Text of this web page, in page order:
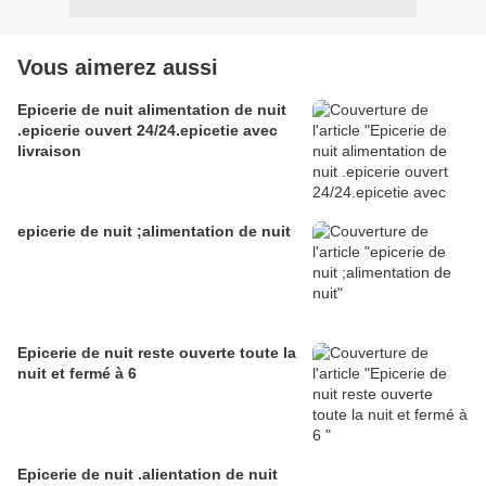
Vous aimerez aussi
Epicerie de nuit alimentation de nuit
.epicerie ouvert 24/24.epicetie avec
livraison
epicerie de nuit ;alimentation de nuit
Epicerie de nuit reste ouverte toute la
nuit et fermé à 6
Epicerie de nuit .alientation de nuit